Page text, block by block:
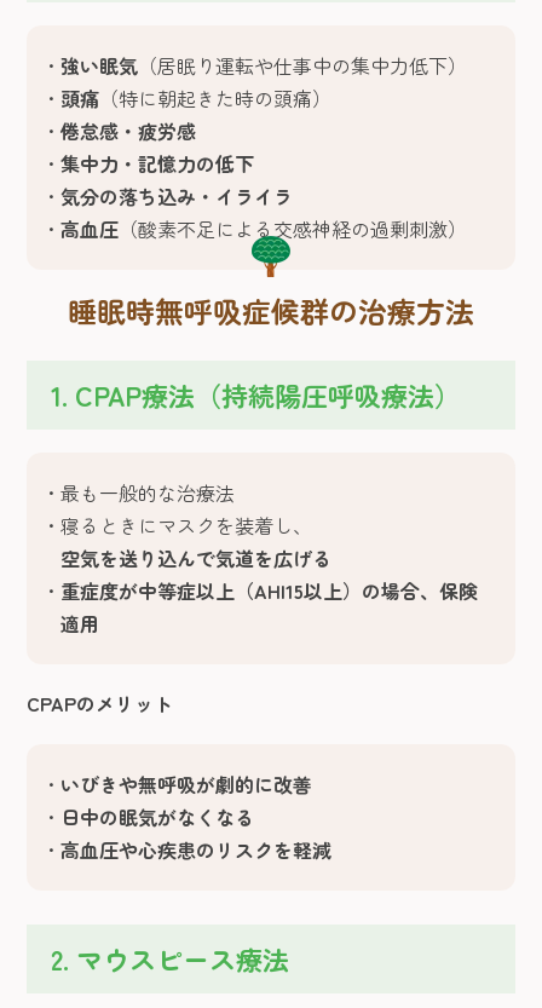
強い眠気 （居眠り運転や仕事中の集中力低下）
頭痛 （特に朝起きた時の頭痛）
倦怠感・疲労感
集中力・記憶力の低下
気分の落ち込み・イライラ
高血圧 （酸素不足による交感神経の過剰刺激）
睡眠時無呼吸症候群の治療方法
1. CPAP療法（持続陽圧呼吸療法）
最も一般的な治療法
寝るときにマスクを装着し、
空気を送り込んで気道を広げる
重症度が中等症以上（AHI15以上）の場合、保険
適用
CPAPのメリット
いびきや無呼吸が劇的に改善
日中の眠気がなくなる
高血圧や心疾患のリスクを軽減
2. マウスピース療法